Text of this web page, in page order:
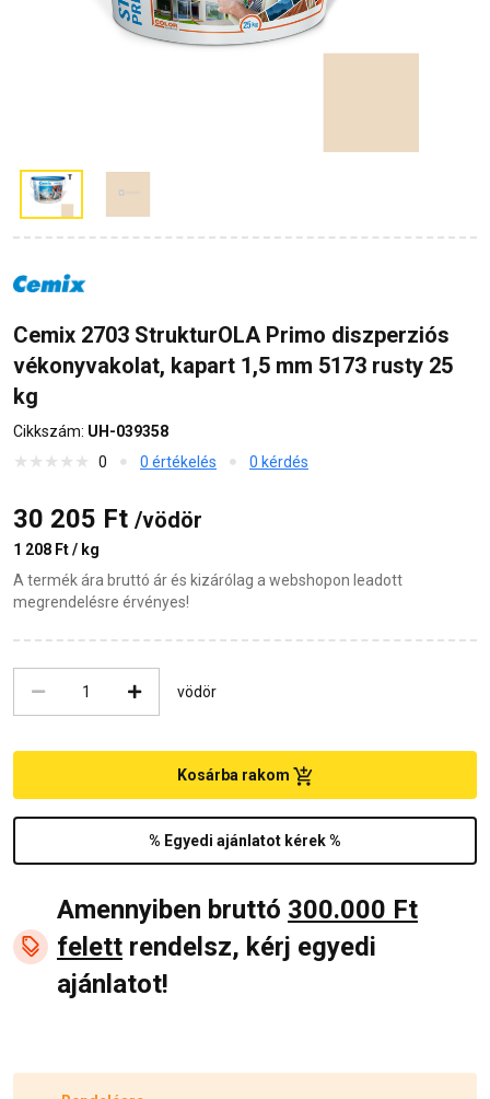
Cemix 2703 StrukturOLA Primo diszperziós
vékonyvakolat, kapart 1,5 mm 5173 rusty 25
kg
Cikkszám: UH-039358
0
0 értékelés 0 kérdés
30 205 Ft /vödör
1 208 Ft / kg
A termék ára bruttó ár és kizárólag a webshopon leadott
megrendelésre érvényes!
vödör
% Egyedi ajánlatot kérek %
Kosárba rakom
Amennyiben bruttó 300.000 Ft
felett rendelsz, kérj egyedi
ajánlatot!